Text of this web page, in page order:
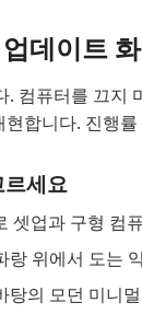
데이트
. 컴퓨터를 끄지
합니다. 진행
세요
셋업과 구형 컴
랑 위에서 도는
탕의 모던 미니